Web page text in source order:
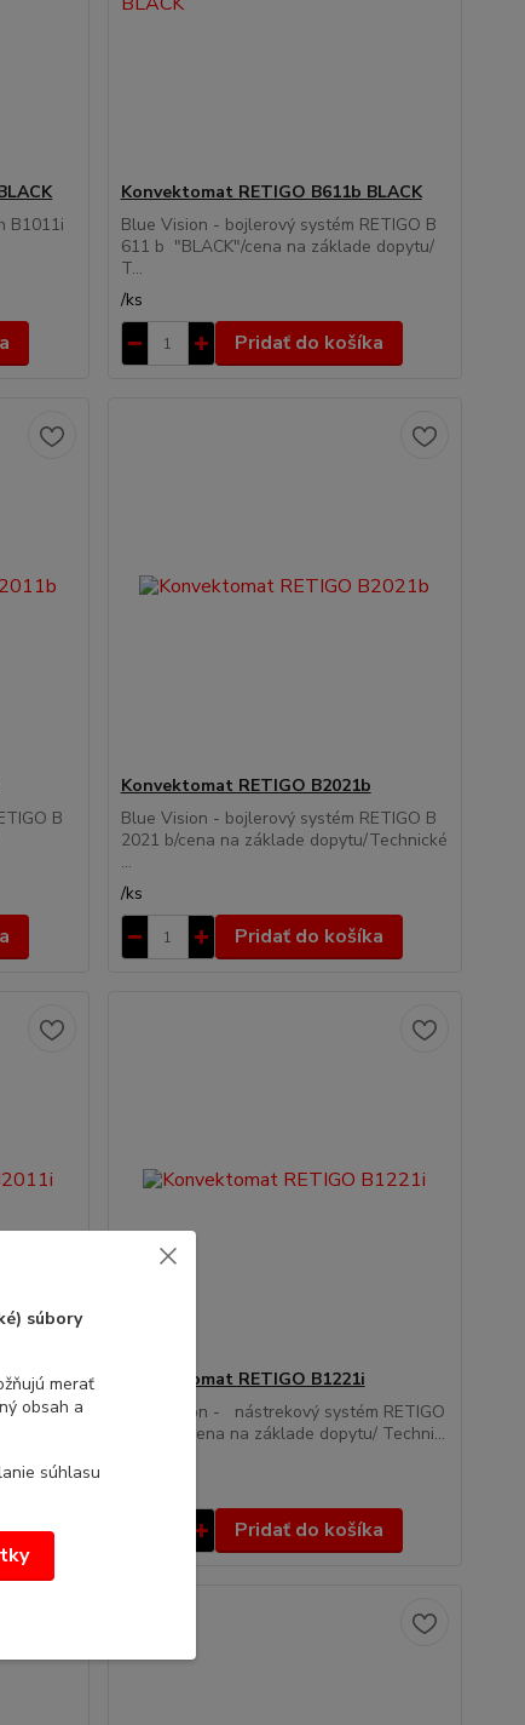
B1011i
Konvektomat RETIGO B611b BLACK
Blue Vision - bojlerový systém RETIGO B
611 b "BLACK"/cena na základe dopytu/
T...
/ks
Pridať do košíka
B
Konvektomat RETIGO B2021b
Blue Vision - bojlerový systém RETIGO B
2021 b/cena na základe dopytu/Technické
...
/ks
Pridať do košíka
Konvektomat RETIGO B1221i
Blue Vision - nástrekový systém RETIGO
B 1221 i/cena na základe dopytu/ Techni...
Pridať do košíka
súbory
merať
obsah a
súhlasu